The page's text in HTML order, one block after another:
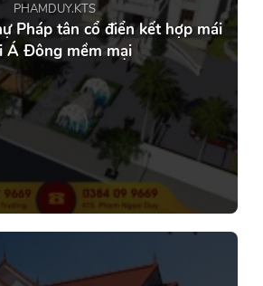
PHAMDUY.KTS
Pháp tân cổ điển kết hợp mái
Á Đông mềm mại